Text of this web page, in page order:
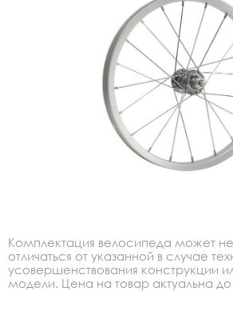
Комплектация велосипеда может
отличаться от указанной в случае
усовершенствования конструкции
модели. Цена на товар актуальна до